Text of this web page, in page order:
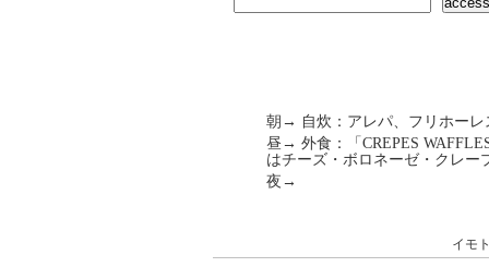
朝→ 自炊：アレパ、フリホーレ
昼→ 外食：「CREPES
はチーズ・ボロネーゼ・クレー
夜→
イモ